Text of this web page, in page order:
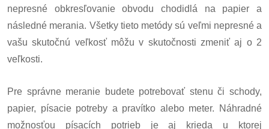
nepresné obkresľovanie obvodu chodidlá na papier a
následné merania. Všetky tieto metódy sú veľmi nepresné a
vašu skutočnú veľkosť môžu v skutočnosti zmeniť aj o 2
veľkosti.
Pre správne meranie budete potrebovať stenu či schody,
papier, písacie potreby a pravítko alebo meter. Náhradné
možnosťou písacích potrieb je aj krieda u ktorej